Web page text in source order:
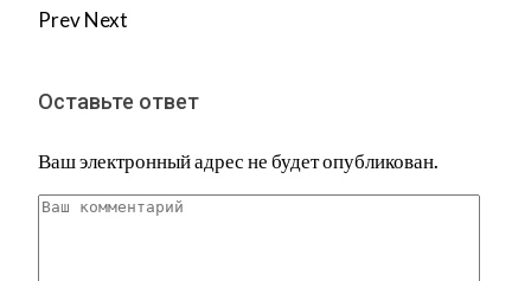
PrevNext
Оставьте ответ
Ваш электронный адрес не будет опубликован.